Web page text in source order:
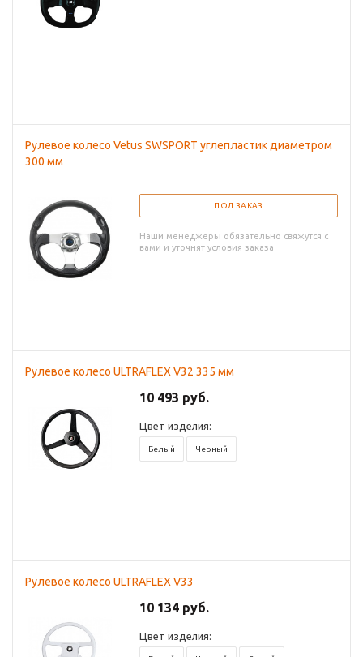
Рулевое колесо Vetus SWSPORT углепластик диаметром
300 мм
ПОД ЗАКАЗ
Наши менеджеры обязательно свяжутся с
вами и уточнят условия заказа
Рулевое колесо ULTRAFLEX V32 335 мм
10 493 руб.
Цвет изделия:
Белый Черный
Рулевое колесо ULTRAFLEX V33
10 134 руб.
Цвет изделия: